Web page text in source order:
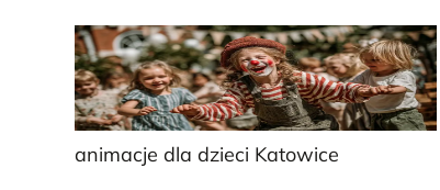
animacje dla dzieci Katowice